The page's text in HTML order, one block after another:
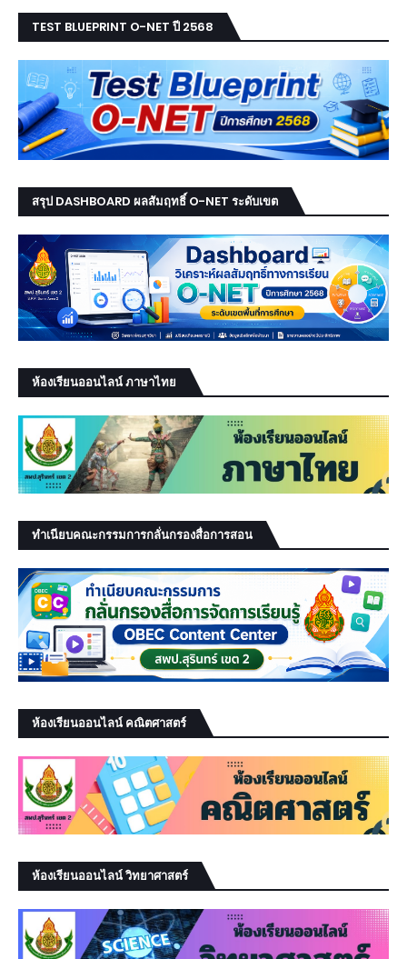
TEST BLUEPRINT O-NET ปี 2568
สรุป DASHBOARD ผลสัมฤทธิ์ O-NET ระดับเขต
ห้องเรียนออนไลน์ ภาษาไทย
ทำเนียบคณะกรรมการกลั่นกรองสื่อการสอน
ห้องเรียนออนไลน์ คณิตศาสตร์
ห้องเรียนออนไลน์ วิทยาศาสตร์